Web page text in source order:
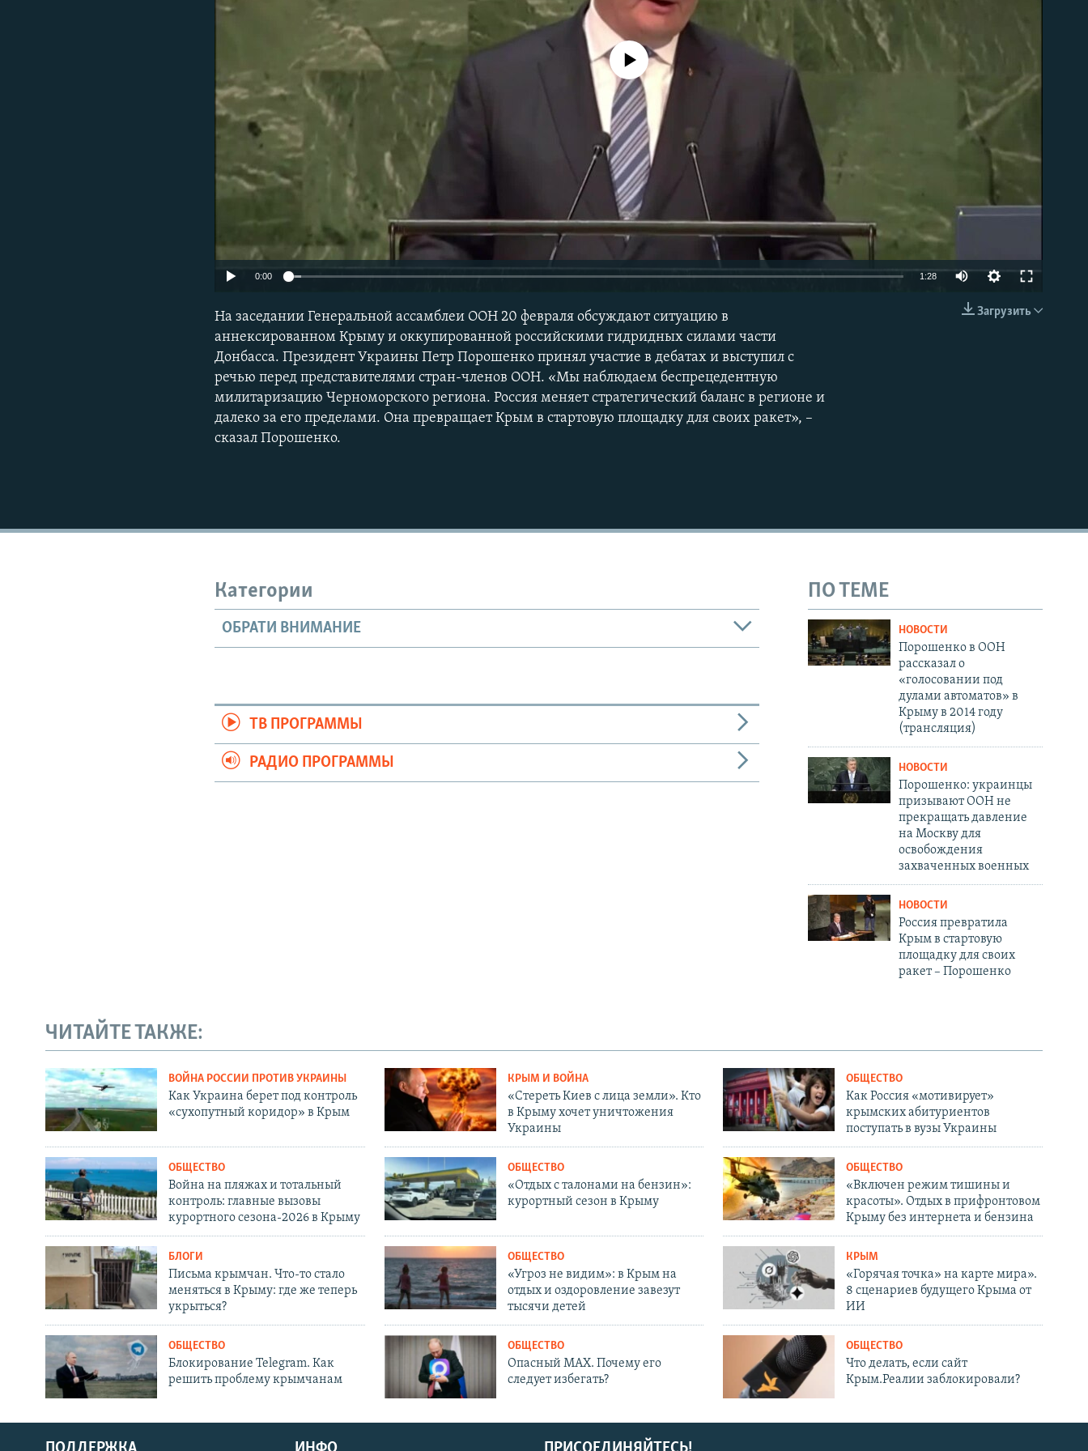
EMBED
No media source currently available
0:00 1:28
Загрузить
На заседании Генеральной ассамблеи ООН 20 февраля обсуждают ситуацию в
аннексированном Крыму и оккупированной российскими гидридных силами части
Донбасса. Президент Украины Петр Порошенко принял участие в дебатах и выступил с
речью перед представителями стран-членов ООН. «Мы наблюдаем беспрецедентную
милитаризацию Черноморского региона. Россия меняет стратегический баланс в регионе и
далеко за его пределами. Она превращает Крым в стартовую площадку для своих ракет», –
сказал Порошенко.
ПО ТЕМЕ
НОВОСТИ
Порошенко в ООН
рассказал о
«голосовании под
дулами автоматов» в
Крыму в 2014 году
(трансляция)
НОВОСТИ
Порошенко: украинцы
призывают ООН не
прекращать давление
на Москву для
освобождения
захваченных военных
НОВОСТИ
Россия превратила
Крым в стартовую
площадку для своих
ракет – Порошенко
Категории
ОБРАТИ ВНИМАНИЕ
ТВ ПРОГРАММЫ
РАДИО ПРОГРАММЫ
ЧИТАЙТЕ ТАКЖЕ:
ВОЙНА РОССИИ ПРОТИВ УКРАИНЫ
Как Украина берет под контроль
«сухопутный коридор» в Крым
КРЫМ И ВОЙНА
«Стереть Киев с лица земли». Кто
в Крыму хочет уничтожения
Украины
ОБЩЕСТВО
Как Россия «мотивирует»
крымских абитуриентов
поступать в вузы Украины
ОБЩЕСТВО
Война на пляжах и тотальный
контроль: главные вызовы
курортного сезона-2026 в Крыму
ОБЩЕСТВО
«Отдых с талонами на бензин»:
курортный сезон в Крыму
ОБЩЕСТВО
«Включен режим тишины и
красоты». Отдых в прифронтовом
Крыму без интернета и бензина
БЛОГИ
Письма крымчан. Что-то стало
меняться в Крыму: где же теперь
укрыться?
ОБЩЕСТВО
«Угроз не видим»: в Крым на
отдых и оздоровление завезут
тысячи детей
КРЫМ
«Горячая точка» на карте мира».
8 сценариев будущего Крыма от
ИИ
ОБЩЕСТВО
Блокирование Telegram. Как
решить проблему крымчанам
ОБЩЕСТВО
Опасный MAX. Почему его
следует избегать?
ОБЩЕСТВО
Что делать, если сайт
Крым.Реалии заблокировали?